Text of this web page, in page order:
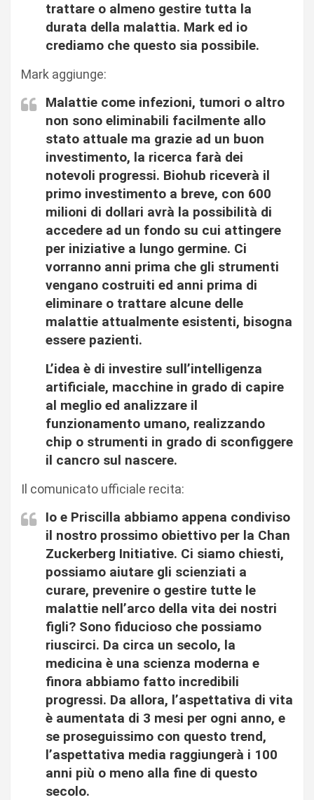
trattare o almeno gestire tutta la
durata della malattia. Mark ed io
crediamo che questo sia possibile.
Mark aggiunge:
Malattie come infezioni, tumori o altro
non sono eliminabili facilmente allo
stato attuale ma grazie ad un buon
investimento, la ricerca farà dei
notevoli progressi. Biohub riceverà il
primo investimento a breve, con 600
milioni di dollari avrà la possibilità di
accedere ad un fondo su cui attingere
per iniziative a lungo germine. Ci
vorranno anni prima che gli strumenti
vengano costruiti ed anni prima di
eliminare o trattare alcune delle
malattie attualmente esistenti, bisogna
essere pazienti.
L’idea è di investire sull’intelligenza
artificiale, macchine in grado di capire
al meglio ed analizzare il
funzionamento umano, realizzando
chip o strumenti in grado di sconfiggere
il cancro sul nascere.
Il comunicato ufficiale recita:
Io e Priscilla abbiamo appena condiviso
il nostro prossimo obiettivo per la Chan
Zuckerberg Initiative. Ci siamo chiesti,
possiamo aiutare gli scienziati a
curare, prevenire o gestire tutte le
malattie nell’arco della vita dei nostri
figli? Sono fiducioso che possiamo
riuscirci. Da circa un secolo, la
medicina è una scienza moderna e
finora abbiamo fatto incredibili
progressi. Da allora, l’aspettativa di vita
è aumentata di 3 mesi per ogni anno, e
se proseguissimo con questo trend,
l’aspettativa media raggiungerà i 100
anni più o meno alla fine di questo
secolo.